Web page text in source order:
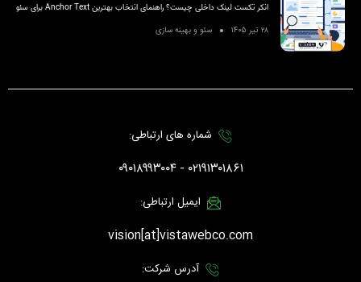
انکر تکست لینک داخلی چیست؟ راهنمای انتخاب بهترین Anchor Text برای سئو
۲۸ تیر ۱۴۰۵
سئو و بهینه سازی
شماره های ارتباطی:
۰۲۱۹۱۳۰۱۸۶۱ - ۰۹۰۱۸۹۹۳۰۰۴
ایمیل ارتباطی:
vision[at]vistawebco.com
آدرس شرکت: